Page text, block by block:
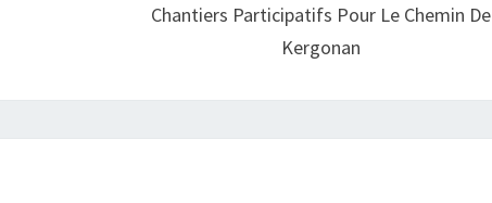
Chantiers Participatifs Pour Le Chemin De
Kergonan